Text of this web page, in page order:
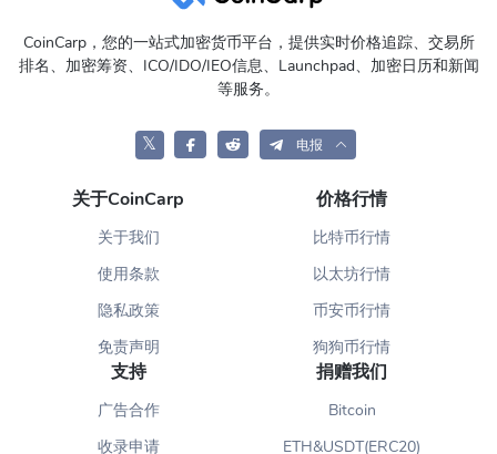
除港澳台外，在Coinbase交易所支持的国家列表中不包含中国大陆
地区。如中国大陆地区用户需注册Coinbase，则需要提供所支持国
家的手机号码以及支持美元的银行卡。
电话号码：+1 888 908-7930 (US/Intl) 0808 168 4635 (UK)
在线问题提交：https://help.coinbase.com/en/contact-us
帮助中心：https://help.coinbase.com/
社交群/媒体：
https://twitter.com/coinbase
https://instagram.com/coinbase
https://www.youtube.com/coinbase
https://www.linkedin.com/company/coinbase
https://www.facebook.com/Coinbase/
CoinCarp，您的一站式加密货币平台，提供实时价格追踪、交易所
排名、加密筹资、ICO/IDO/IEO信息、Launchpad、加密日历和新闻
等服务。
𝕏 电报
关于CoinCarp
关于我们
使用条款
隐私政策
免责声明
价格行情
比特币行情
以太坊行情
币安币行情
狗狗币行情
支持
广告合作
收录申请
捐赠我们
Bitcoin
ETH&USDT(ERC20)